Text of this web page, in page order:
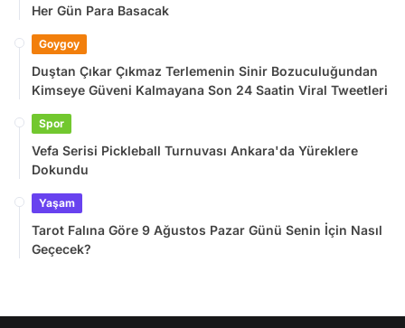
Her Gün Para Basacak
Goygoy
Duştan Çıkar Çıkmaz Terlemenin Sinir Bozuculuğundan
Kimseye Güveni Kalmayana Son 24 Saatin Viral Tweetleri
Spor
Vefa Serisi Pickleball Turnuvası Ankara'da Yüreklere
Dokundu
Yaşam
Tarot Falına Göre 9 Ağustos Pazar Günü Senin İçin Nasıl
Geçecek?